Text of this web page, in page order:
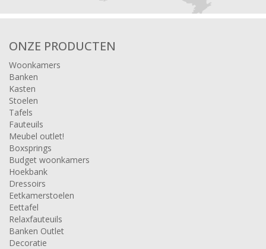
ONZE PRODUCTEN
Woonkamers
Banken
Kasten
Stoelen
Tafels
Fauteuils
Meubel outlet!
Boxsprings
Budget woonkamers
Hoekbank
Dressoirs
Eetkamerstoelen
Eettafel
Relaxfauteuils
Banken Outlet
Decoratie